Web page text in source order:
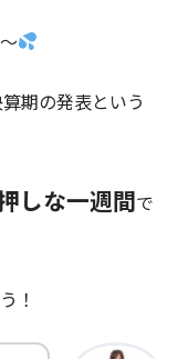
期の発表という
しな一週間で
！